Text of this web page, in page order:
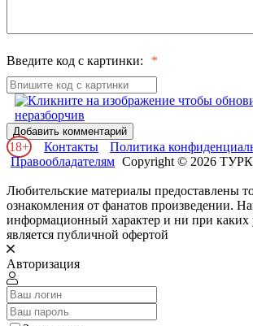
Введите код с картинки:
Добавить комментарий
18+ Контакты
Политика
Правообладателям Copyright © 2026
Любительские материалы предоставлены
ознакомления от фанатов произведении.
информационный характер и ни при каких
является публичной офертой
Авторизация